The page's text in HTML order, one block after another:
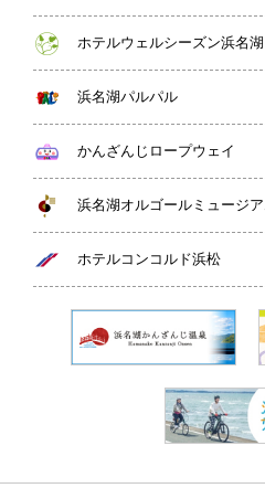
ホテルウェルシーズン浜名湖
浜名湖パルパル
かんざんじロープウェイ
浜名湖オルゴールミュージ
ホテルコンコルド浜松